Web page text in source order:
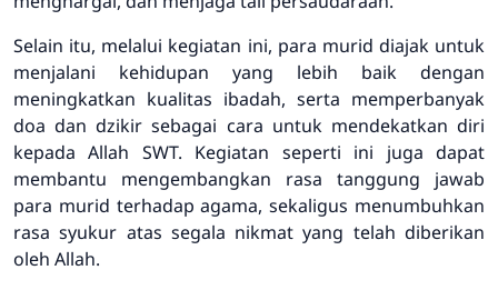
Selain itu, melalui kegiatan ini, para murid diajak untuk
menjalani kehidupan yang lebih baik dengan
meningkatkan kualitas ibadah, serta memperbanyak
doa dan dzikir sebagai cara untuk mendekatkan diri
kepada Allah SWT. Kegiatan seperti ini juga dapat
membantu mengembangkan rasa tanggung jawab
para murid terhadap agama, sekaligus menumbuhkan
rasa syukur atas segala nikmat yang telah diberikan
oleh Allah.